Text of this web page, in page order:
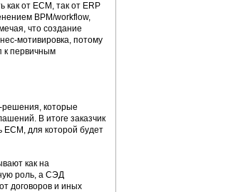
от ECM, так от ERP
BPM/workflow,
что создание
мотивировка, потому
к первичным
решения, которые
В итоге заказчик
для которой будет
как на
роль, а СЭД
договоров и иных